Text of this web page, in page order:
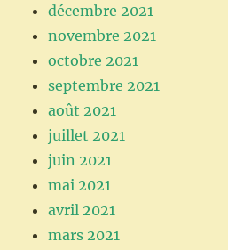
décembre 2021
novembre 2021
octobre 2021
septembre 2021
août 2021
juillet 2021
juin 2021
mai 2021
avril 2021
mars 2021